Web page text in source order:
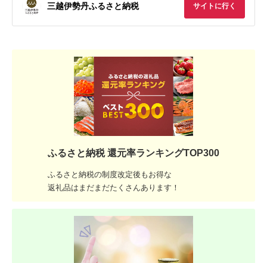
三越伊勢丹ふるさと納税 サイトに行く
ふるさと納税 還元率ランキングTOP300
ふるさと納税の制度改定後もお得な
返礼品はまだまだたくさんあります！